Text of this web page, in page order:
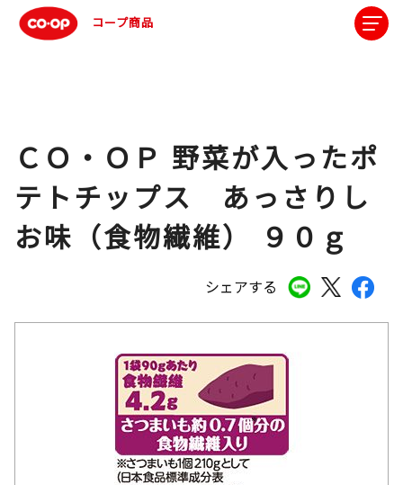
コープ商品
シェアする
ＣＯ・ＯＰ 野菜が入ったポ
テトチップス あっさりし
お味（食物繊維） ９０ｇ